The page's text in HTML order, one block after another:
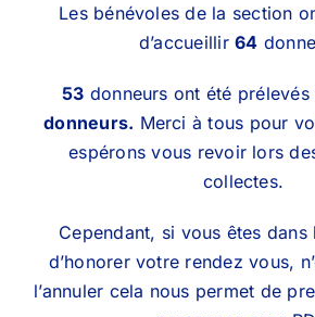
Les bénévoles de la section
d’accueillir64
53 donneurs ont été
donneurs. Merci à tous pour
espérons vous revoir lors
collectes.
Cependant, si vous êtes dans
d’honorer votre rendez vous,
l’annuler cela nous permet de